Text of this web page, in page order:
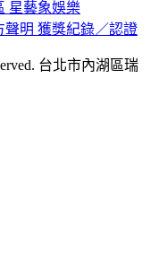
星藝象娛樂
聲明 獲獎紀錄／認證
台北市內湖區瑞